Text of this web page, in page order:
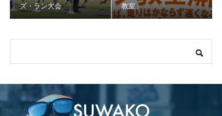
ズ・ラン大会
教室」